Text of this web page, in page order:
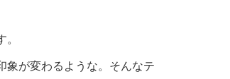
象が変わるような。そんなテ